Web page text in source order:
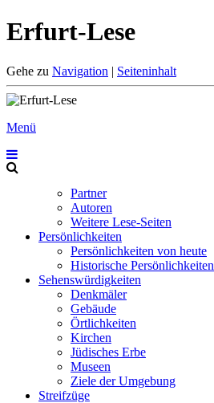
Erfurt-Lese
Gehe zu Navigation | Seiteninhalt
Menü
Partner
Autoren
Weitere Lese-Seiten
Persönlichkeiten
Persönlichkeiten von heute
Historische Persönlichkeiten
Sehenswürdigkeiten
Denkmäler
Gebäude
Örtlichkeiten
Kirchen
Jüdisches Erbe
Museen
Ziele der Umgebung
Streifzüge